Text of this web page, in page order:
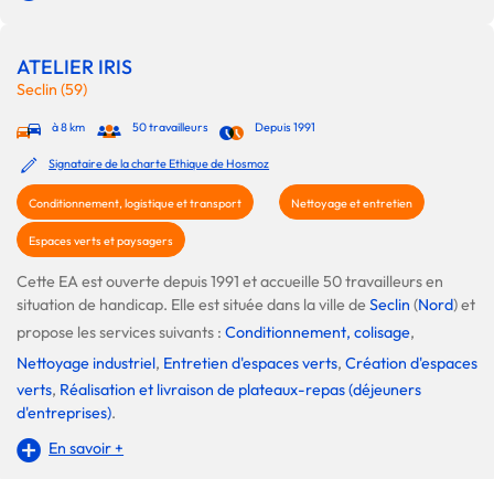
ATELIER IRIS
Seclin (59)
à 8 km 50 travailleurs Depuis 1991
Signataire de la charte Ethique de Hosmoz
Conditionnement, logistique et transport Nettoyage et entretien
Espaces verts et paysagers
Cette EA est ouverte depuis 1991 et accueille 50 travailleurs en
situation de handicap. Elle est située dans la ville deSeclin (Nord) et
propose les services suivants : Conditionnement, colisage,
Nettoyage industriel, Entretien d'espaces verts, Création d'espaces
verts, Réalisation et livraison de plateaux-repas (déjeuners
d'entreprises).
En savoir +